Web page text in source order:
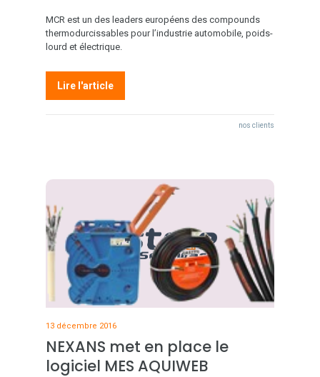
MCR est un des leaders européens des compounds
thermodurcissables pour l’industrie automobile, poids-
lourd et électrique.
Lire l'article
nos clients
13 décembre 2016
NEXANS met en place le
logiciel MES AQUIWEB